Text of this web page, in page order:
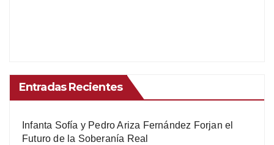
Entradas Recientes
Infanta Sofía y Pedro Ariza Fernández Forjan el
Futuro de la Soberanía Real